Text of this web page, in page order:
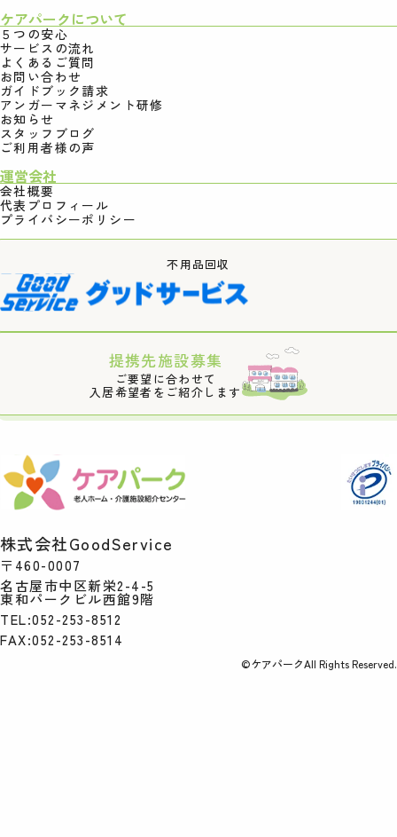
株式会社GoodService
〒460-0007
名古屋市中区新栄2-4-5
東和パークビル西館9階
TEL:052-253-8512
FAX:052-253-8514
©ケアパークAll Rights Reserved.
ケアパークについて
５つの安心
サービスの流れ
よくあるご質問
お問い合わせ
ガイドブック請求
アンガーマネジメント研修
お知らせ
スタッフブログ
ご利用者様の声
運営会社
会社概要
代表プロフィール
プライバシーポリシー
不用品回収
提携先施設募集
ご要望に合わせて
入居希望者をご紹介します